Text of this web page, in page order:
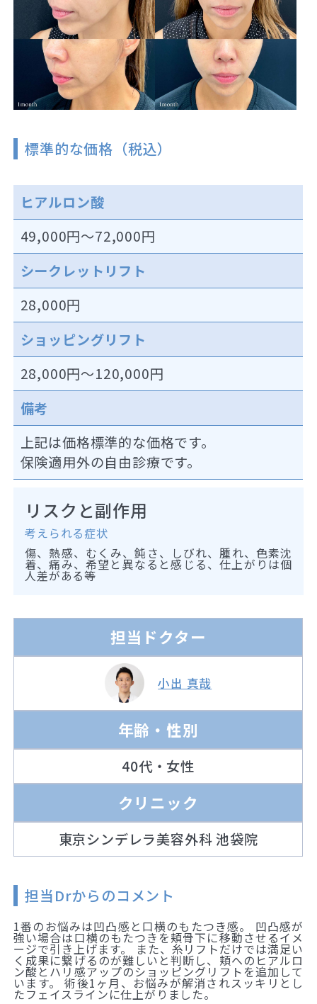
標準的な価格（税込）
ヒアルロン酸
49,000円～72,000円
シークレットリフト
28,000円
ショッピングリフト
28,000円～120,000円
備考
上記は価格標準的な価格です。
保険適用外の自由診療です。
リスクと副作用
考えられる症状
傷、熱感、むくみ、鈍さ、しびれ、腫れ、色素沈
着、痛み、希望と異なると感じる、仕上がりは個
人差がある等
担当ドクター
小出 真哉
年齢・性別
40代・女性
クリニック
東京シンデレラ美容外科 池袋院
担当Drからのコメント
1番のお悩みは凹凸感と口横のもたつき感。 凹凸感が
強い場合は口横のもたつきを頬骨下に移動させるイメ
ージで引き上げます。 また、糸リフトだけでは満足い
く成果に繋げるのが難しいと判断し、頬へのヒアルロ
ン酸とハリ感アップのショッピングリフトを追加して
います。 術後1ヶ月、お悩みが解消されスッキリとし
たフェイスラインに仕上がりました。